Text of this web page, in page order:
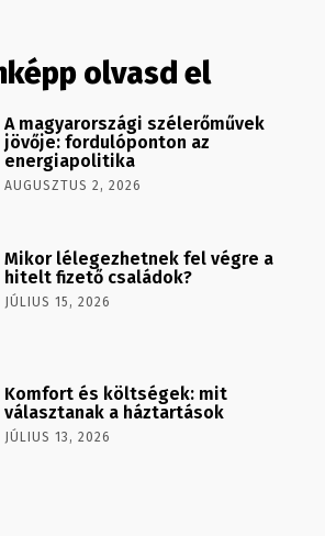
olvasd el
A magyarországi szélerőművek
jövője: fordulóponton az
energiapolitika
AUGUSZTUS 2, 2026
Mikor lélegezhetnek fel végre a
hitelt fizető családok?
JÚLIUS 15, 2026
Komfort és költségek: mit
választanak a háztartások
JÚLIUS 13, 2026